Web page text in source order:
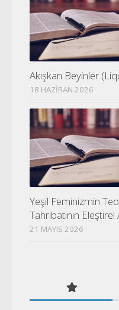
Akışkan Beyinler
18 HAZIRAN 2026
Yeşil Feminizmin
Tahribatının Eleştirel
21 MAYIS 2026